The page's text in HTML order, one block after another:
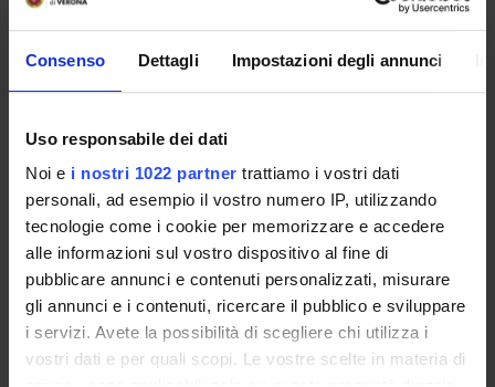
Consenso Dettagli Impostazioni degli annunci
Uso responsabile dei dati
Noi e i nostri 1022 partner trattiamo i vostri dati
personali, ad esempio il vostro numero IP, utilizzando
tecnologie come i cookie per memorizzare e accedere
alle informazioni sul vostro dispositivo al fine di
pubblicare annunci e contenuti personalizzati, misurare
gli annunci e i contenuti, ricercare il pubblico e sviluppare
i servizi. Avete la possibilità di scegliere chi utilizza i
vostri dati e per quali scopi. Le vostre scelte in materia di
della lingua spagnola: applicazioni.
PHD PROGRAMMES AND POSTGRADUATE
TRAINING
Contacts
People
Places